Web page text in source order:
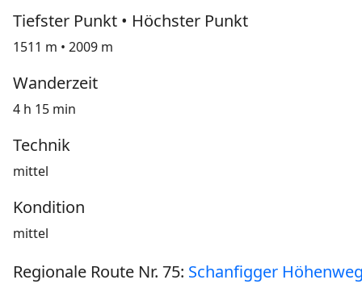
Tiefster Punkt • Höchster Punkt
1511 m • 2009 m
Wanderzeit
4 h 15 min
Technik
mittel
Kondition
mittel
Regionale Route Nr. 75: Schanfigger